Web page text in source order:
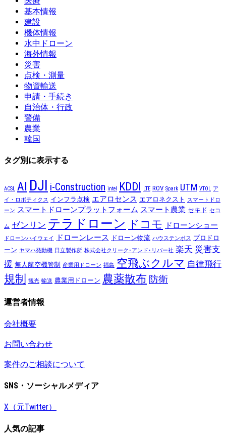
基本情報
建設
機体情報
水中ドローン
海外情報
災害
点検・測量
物資輸送
申請・手続き
自治体・行政
警備
農業
韓国
タグ別に表示する
ACSL AI DJI i-Construction intel KDDI LTE ROV Spark UTM VTOL ア
イ・ロボティクス インフラ点検 エアロセンス エアロネクスト
スマートドロ
ーン スマートドローンプラットフォーム スマート農業 セキド セコ
ム ゼンリン テラドローン ドコモ ドローンショー
ドローンハイウェイ ドローンレース ドローン物流 ハウステンボス プロドロ
ーン ヤマハ発動機 日立製作所 株式会社クリーク･アンド･リバー社 楽天 災害支
援 無人航空機管制 産業用ドローン 福島 空飛ぶクルマ 自律飛行
規制 観光 輸送 農業用ドローン 農薬散布 防衛
運営者情報
会社概要
お問い合わせ
案件のご相談について
SNS・ソーシャルメディア
X（元Twitter）
人気の記事